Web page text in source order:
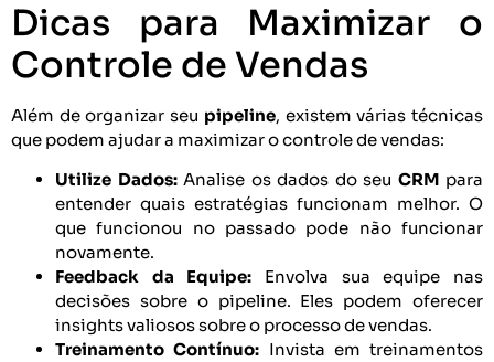
Dicas para Maximizar o
Controle de Vendas
Além de organizar seu pipeline, existem várias técnicas
que podem ajudar a maximizar o controle de vendas:
Utilize Dados:Analise os dados do seu CRM para
entender quais estratégias funcionam melhor. O
que funcionou no passado pode não funcionar
novamente.
Feedback da Equipe: Envolva sua equipe nas
decisões sobre o pipeline. Eles podem oferecer
insights valiosos sobre o processo de vendas.
Treinamento Contínuo: Invista em treinamentos